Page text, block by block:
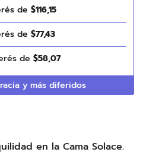
de $116,15
de $77,43
de $58,07
y más diferidos
en la Cama Solace.